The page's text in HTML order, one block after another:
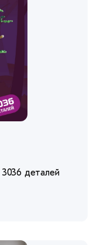
деталей